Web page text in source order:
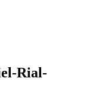
Rial-